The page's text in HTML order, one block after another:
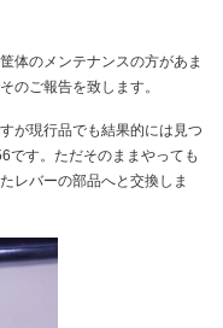
体のメンテナンスの方があま
のご報告を致します。
が現行品でも結果的には見つ
です。ただそのままやっても
レバーの部品へと交換しま